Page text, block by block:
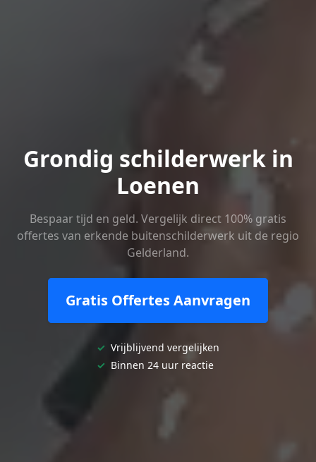
Grondig schilderwerk in
Loenen
Bespaar tijd en geld. Vergelijk direct 100% gratis
offertes van erkende buitenschilderwerk uit de regio
Gelderland.
Gratis Offertes Aanvragen
✓ Vrijblijvend vergelijken
✓ Binnen 24 uur reactie